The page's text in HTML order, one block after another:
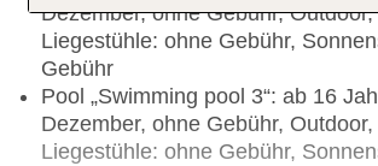
Dezember, ohne Gebühr,
Liegestühle: ohne Gebühr,
Gebühr
Pool „Swimming pool 3“: ab 16
Dezember, ohne Gebühr,
Liegestühle: ohne Gebühr,